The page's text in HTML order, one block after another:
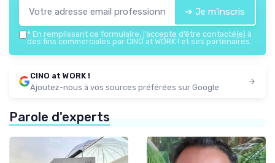
➔ Je m'inscris
* En remplissant ce formulaire, j’accepte d’être contacté(e) à
des fins commerciales par CINO at WORK ! et ses partenaires.
CINO at WORK !
Ajoutez-nous à vos sources préférées sur Google
Parole d'experts